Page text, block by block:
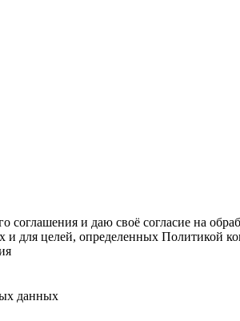
и даю своё согласие на
для целей, определенных Политикой
данных